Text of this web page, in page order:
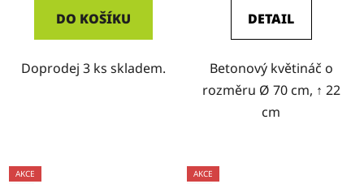
DO KOŠÍKU
Doprodej 3 ks skladem.
DETAIL
Betonový květináč o
rozměru Ø 70 cm, ↑ 22
cm
AKCE
AKCE